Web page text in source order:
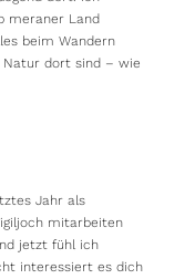
meraner Land
beim Wandern
Natur dort sind – wie
Jahr als
mitarbeiten
jetzt fühl ich
interessiert es dich